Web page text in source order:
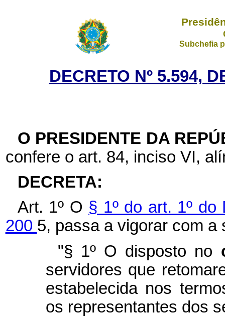
Subchefia
DECRETO Nº 5.594,
O PRESIDENTE DA
confere o art. 84, inciso VI,
DECRETA:
Art. 1º O § 1º do art. 1º
200 5, passa a vigorar com a
"§ 1º O disposto no
servidores que
estabelecida nos
os representantes dos